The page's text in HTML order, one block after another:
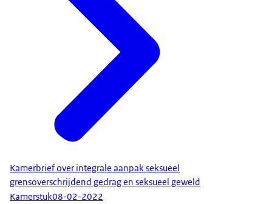
Kamerbrief over integrale aanpak seksueel
grensoverschrijdend gedrag en seksueel geweld
Kamerstuk08-02-2022